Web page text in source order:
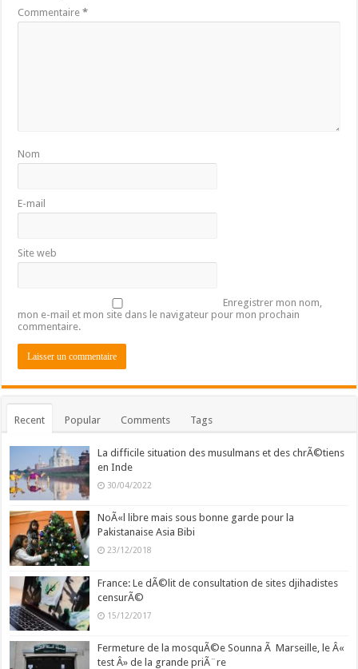
Commentaire*
Nom
E-mail
Site web
Enregistrer mon nom,
mon e-mail et mon site dans le navigateur pour mon prochain
commentaire.
Recent Popular Comments Tags
La difficile situation des musulmans et des chrÃ©tiens
en Inde
30/04/2022
NoÃ«l libre mais sous bonne garde pour la
Pakistanaise Asia Bibi
23/12/2018
France: Le dÃ©lit de consultation de sites djihadistes
censurÃ©
15/12/2017
Fermeture de la mosquÃ©e Sounna Ã Marseille, le Â«
test Â» de la grande priÃ¨re